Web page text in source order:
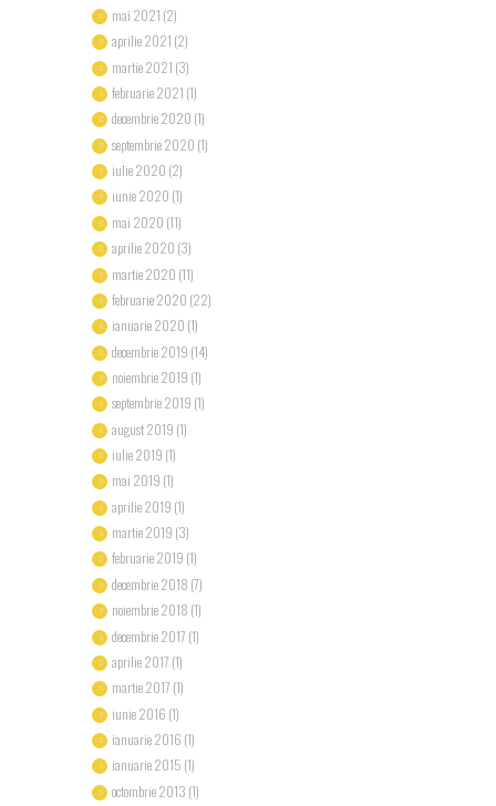
mai 2021 (2)
aprilie 2021 (2)
martie 2021 (3)
februarie 2021 (1)
decembrie 2020 (1)
septembrie 2020 (1)
iulie 2020 (2)
iunie 2020 (1)
mai 2020 (11)
aprilie 2020 (3)
martie 2020 (11)
februarie 2020 (22)
ianuarie 2020 (1)
decembrie 2019 (14)
noiembrie 2019 (1)
septembrie 2019 (1)
august 2019 (1)
iulie 2019 (1)
mai 2019 (1)
aprilie 2019 (1)
martie 2019 (3)
februarie 2019 (1)
decembrie 2018 (7)
noiembrie 2018 (1)
decembrie 2017 (1)
aprilie 2017 (1)
martie 2017 (1)
iunie 2016 (1)
ianuarie 2016 (1)
ianuarie 2015 (1)
octombrie 2013 (1)